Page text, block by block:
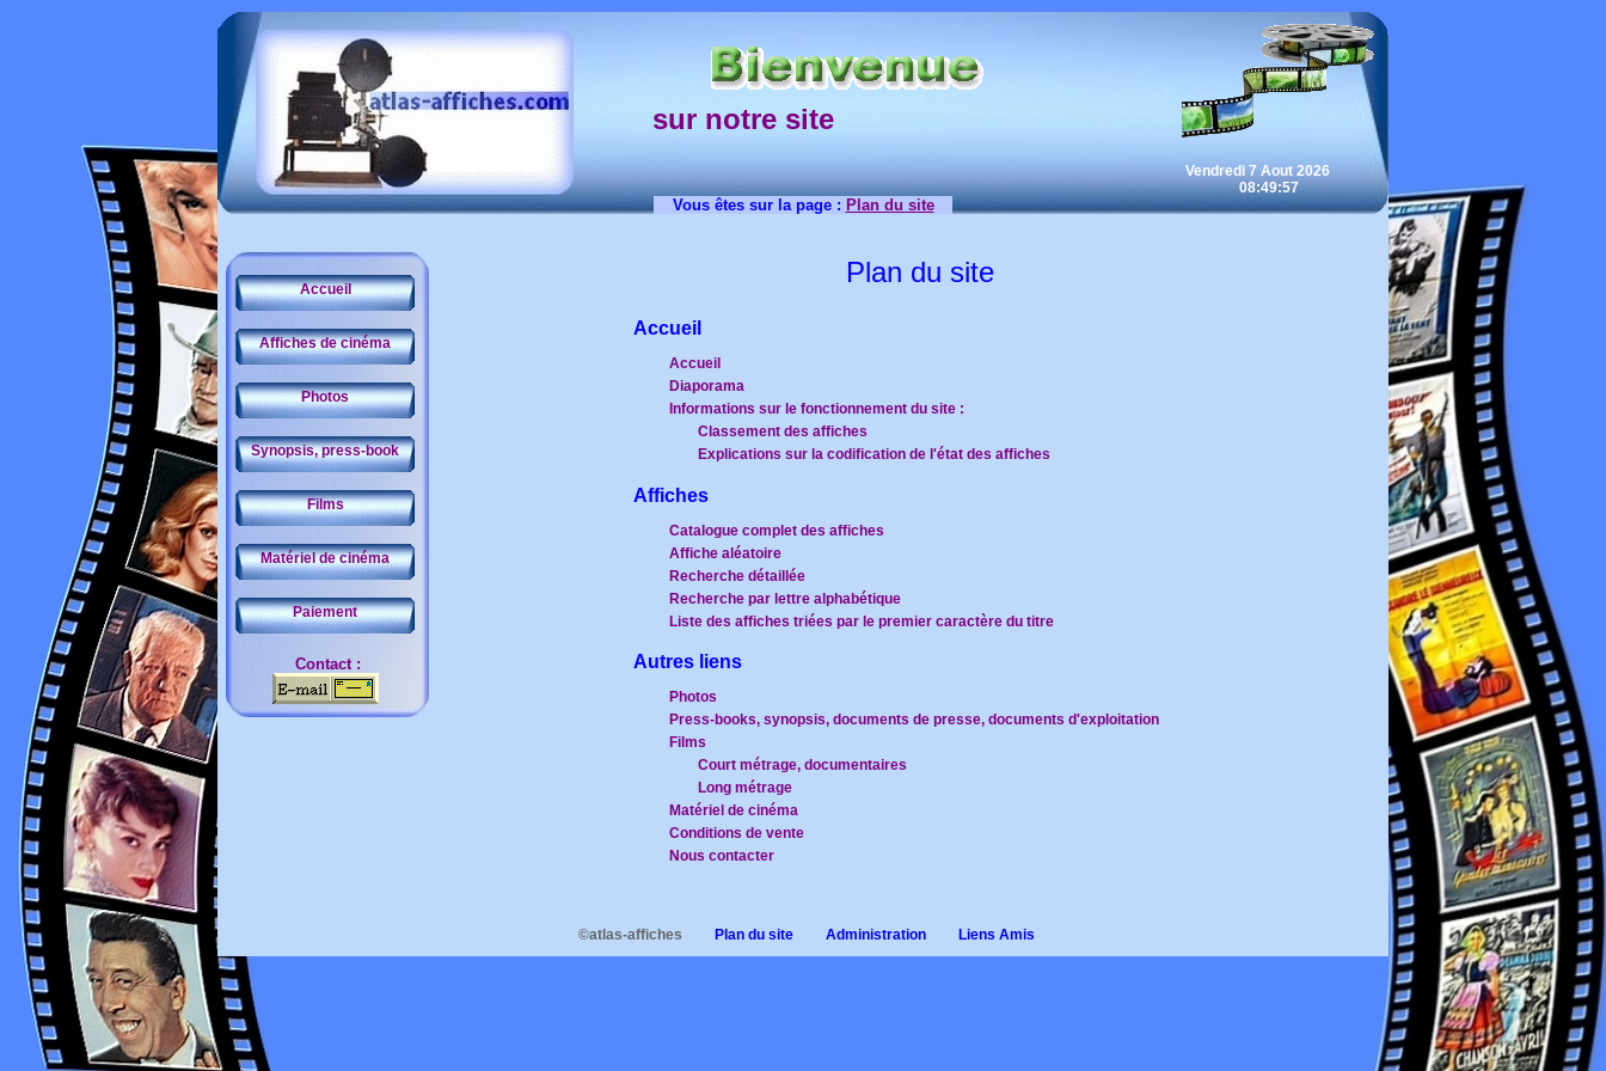
sur notre site
Vendredi 7 Aout 2026
08:49:57
Vous êtes sur la page : Plan du site
Accueil
Affiches de cinéma
Photos
Synopsis, press-book
Films
Matériel de cinéma
Paiement
Contact :
Plan du site
Accueil
Accueil
Diaporama
Informations sur le fonctionnement du site :
Classement des affiches
Explications sur la codification de l'état des affiches
Affiches
Catalogue complet des affiches
Affiche aléatoire
Recherche détaillée
Recherche par lettre alphabétique
Liste des affiches triées par le premier caractère du titre
Autres liens
Photos
Press-books, synopsis, documents de presse, documents d'exploitation
Films
Court métrage, documentaires
Long métrage
Matériel de cinéma
Conditions de vente
Nous contacter
©atlas-affiches Plan du site Administration Liens Amis